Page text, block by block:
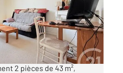
à vendre
€
Immobilier vous présente
2 pièces de 43 m²,